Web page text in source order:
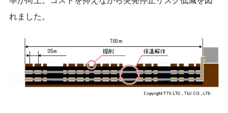
れました。